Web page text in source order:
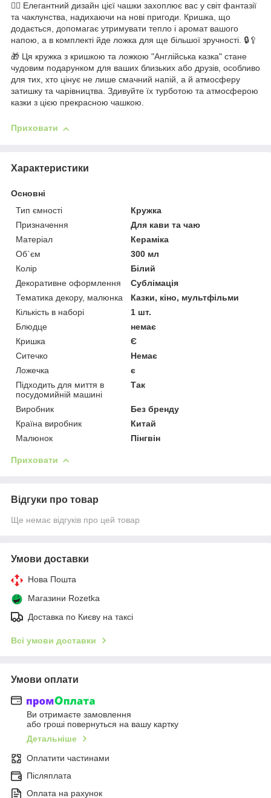
🧚‍♀️ Елегантний дизайн цієї чашки захоплює вас у світ фантазії
та чаклунства, надихаючи на нові пригоди. Кришка, що
додається, допомагає утримувати тепло і аромат вашого
напою, а в комплекті йде ложка для ще більшої зручності. 🔒🥄
🎁 Ця кружка з кришкою та ложкою "Англійська казка" стане
чудовим подарунком для ваших близьких або друзів, особливо
для тих, хто цінує не лише смачний напій, а й атмосферу
затишку та чарівництва. Здивуйте їх турботою та атмосферою
казки з цією прекрасною чашкою.
Приховати
Характеристики
Основні
Тип ємності
Кружка
Призначення
Для кави та чаю
Матеріал
Кераміка
Об`єм
300 мл
Колір
Білий
Декоративне оформлення
Сублімація
Тематика декору, малюнка
Казки, кіно, мультфільми
Кількість в наборі
1 шт.
Блюдце
немає
Кришка
Є
Ситечко
Немає
Ложечка
є
Підходить для миття в
посудомийній машині
Так
Виробник
Без бренду
Країна виробник
Китай
Малюнок
Пінгвін
Приховати
Відгуки про товар
Ще немає відгуків про цей товар
Умови доставки
Нова Пошта
Магазини Rozetka
Доставка по Києву на таксі
Всі умови доставки
Умови оплати
Ви отримаєте замовлення
або гроші повернуться на вашу картку
Детальніше
Оплатити частинами
Післяплата
Оплата на рахунок